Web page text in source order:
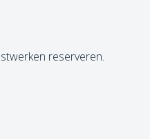
reserveren.